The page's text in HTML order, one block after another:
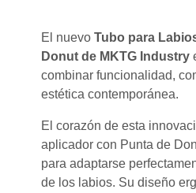
El nuevoTubo para
Donut de MKTG Industry
combinar funcionalidad,
estética contemporánea.
El corazón de esta
aplicador con Punta de
para adaptarse
de los labios. Su diseño